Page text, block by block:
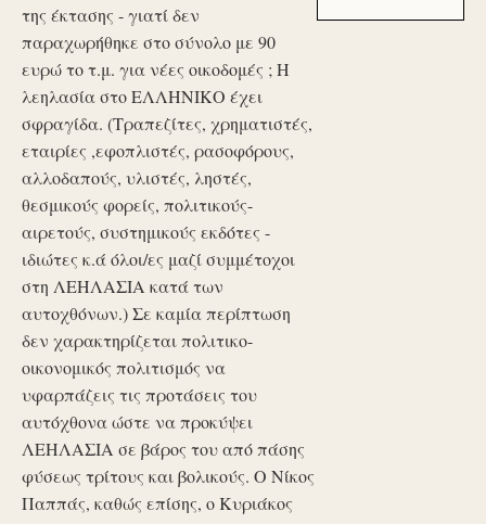
της έκτασης - γιατί δεν
παραχωρήθηκε στο σύνολο με 90
ευρώ το τ.μ. για νέες οικοδομές ; Η
λεηλασία στο ΕΛΛΗΝΙΚΟ έχει
σφραγίδα. (Τραπεζίτες, χρηματιστές,
εταιρίες ,εφοπλιστές, ρασοφόρους,
αλλοδαπούς, υλιστές, ληστές,
θεσμικούς φορείς, πολιτικούς-
αιρετούς, συστημικούς εκδότες -
ιδιώτες κ.ά όλοι/ες μαζί συμμέτοχοι
στη ΛΕΗΛΑΣΙΑ κατά των
αυτοχθόνων.) Σε καμία περίπτωση
δεν χαρακτηρίζεται πολιτικο-
οικονομικός πολιτισμός να
υφαρπάζεις τις προτάσεις του
αυτόχθονα ώστε να προκύψει
ΛΕΗΛΑΣΙΑ σε βάρος του από πάσης
φύσεως τρίτους και βολικούς. Ο Νίκος
Παππάς, καθώς επίσης, ο Κυριάκος